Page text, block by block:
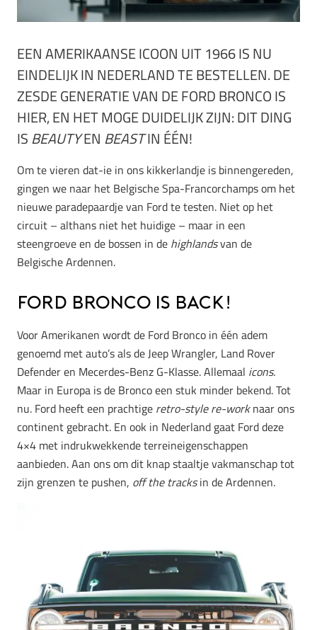
EEN AMERIKAANSE ICOON UIT 1966 IS NU
EINDELIJK IN NEDERLAND TE BESTELLEN. DE
ZESDE GENERATIE VAN DE FORD BRONCO IS
HIER, EN HET MOGE DUIDELIJK ZIJN: DIT DING
ISBEAUTYEN BEASTIN ÉÉN!
Om te vieren dat-ie in ons kikkerlandje is binnengereden,
gingen we naar het Belgische Spa-Francorchamps om het
nieuwe paradepaardje van Ford te testen. Niet op het
circuit – althans niet het huidige – maar in een
steengroeve en de bossen in de highlandsvan de
Belgische Ardennen.
Ford Bronco is back!
Voor Amerikanen wordt de Ford Bronco in één adem
genoemd met auto’s als de Jeep Wrangler, Land Rover
Defender en Mecerdes-Benz G-Klasse. Allemaal icons.
Maar in Europa is de Bronco een stuk minder bekend. Tot
nu. Ford heeft een prachtige retro-style re-worknaar ons
continent gebracht. En ook in Nederland gaat Ford deze
4×4 met indrukwekkende terreineigenschappen
aanbieden. Aan ons om dit knap staaltje vakmanschap tot
zijn grenzen te pushen, off the tracksin de Ardennen.